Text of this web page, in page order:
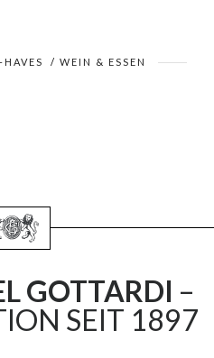
/ WEIN & ESSEN
GOTTARDI –
SEIT 1897